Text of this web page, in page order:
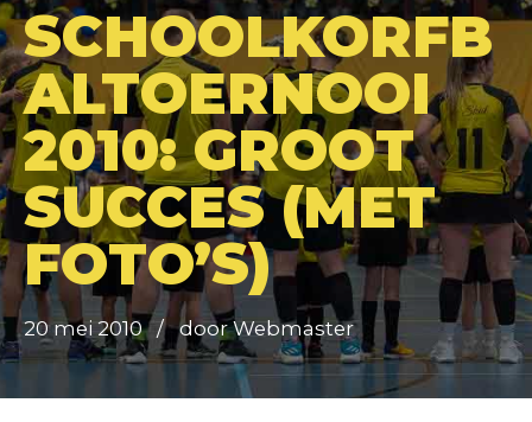
SCHOOLKORFB
ALTOERNOOI
2010: GROOT
SUCCES (MET
FOTO’S)
20 mei 2010 door Webmaster